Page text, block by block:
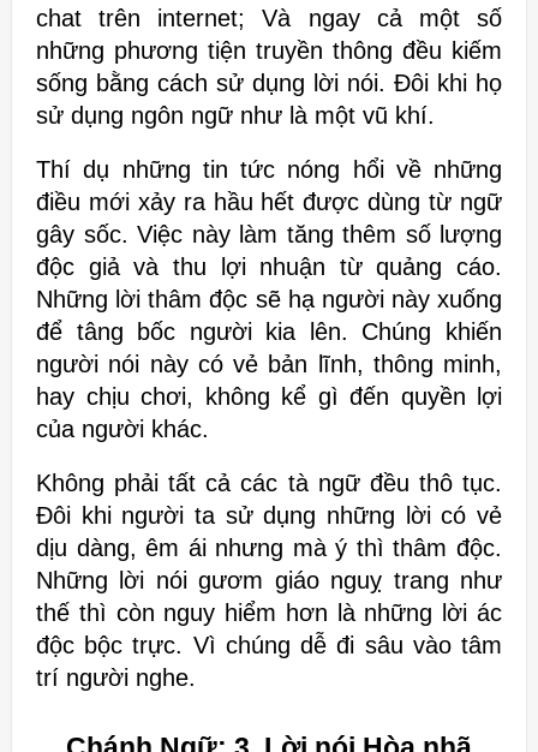
chattrên internet; Và ngay cả một số
những phương tiện truyền thông đều kiếm
sống bằng cách sử dụng lời nói. Đôi khi họ
sử dụng ngôn ngữ như là một vũ khí.
Thí dụ những tin tức nóng hổi về những
điều mới xảy ra hầu hết được dùng từ ngữ
gây sốc. Việc nàylàm tăng thêm số lượng
độc giả và thu lợi nhuận từ quảng cáo.
Những lời thâm độc sẽ hạ người này xuống
để tâng bốc người kia lên. Chúng khiến
người nói này có vẻ bản lĩnh, thông minh,
hay chịu chơi, không kể gì đến quyền lợi
của người khác.
Không phải tất cả các tà ngữ đều thô tục.
Đôi khi người ta sử dụng những
lời có vẻ
dịu dàng, êm ái nhưng mà ý thì thâm độc.
Những lời nói gươm giáo nguỵ trang như
thế thì còn nguy hiểm hơn là những lời ác
độc bộc trực. Vì chúng dễ đi sâu vào tâm
trí người nghe.